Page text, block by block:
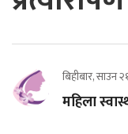
बिहीबार, साउन
महिला